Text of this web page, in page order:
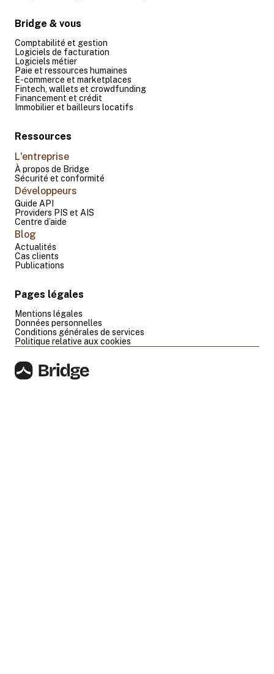
Bridge & vous
Comptabilité et gestion
Logiciels de facturation
Logiciels métier
Paie et ressources humaines
E-commerce et marketplaces
Fintech, wallets et crowdfunding
Financement et crédit
Immobilier et bailleurs locatifs
Ressources
L'entreprise
À propos de Bridge
Sécurité et conformité
Développeurs
Guide API
Providers PIS et AIS
Centre d’aide
Blog
Actualités
Cas clients
Publications
Pages légales
Mentions légales
Données personnelles
Conditions générales de services
Politique relative aux cookies